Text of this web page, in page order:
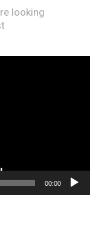
00:00